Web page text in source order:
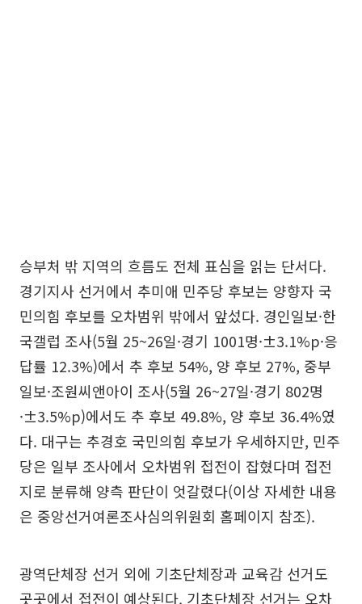
승부처 밖 지역의 흐름도 전체 표심을 읽는 단서다.
경기지사 선거에서 추미애 민주당 후보는 양향자 국
민의힘 후보를 오차범위 밖에서 앞섰다. 경인일보·한
국갤럽 조사(5월 25~26일·경기 1001명·±3.1%p·응
답률 12.3%)에서 추 후보 54%, 양 후보 27%, 중부
일보·조원씨앤아이 조사(5월 26~27일·경기 802명
·±3.5%p)에서도 추 후보 49.8%, 양 후보 36.4%였
다. 대구는 추경호 국민의힘 후보가 우세하지만, 민주
당은 일부 조사에서 오차범위 접전이 잡혔다며 접전
지로 분류해 양측 판단이 엇갈렸다(이상 자세한 내용
은 중앙선거여론조사심의위원회 홈페이지 참조).
광역단체장 선거 외에 기초단체장과 교육감 선거도
곳곳에서 접전이 예상된다. 기초단체장 선거는 오차